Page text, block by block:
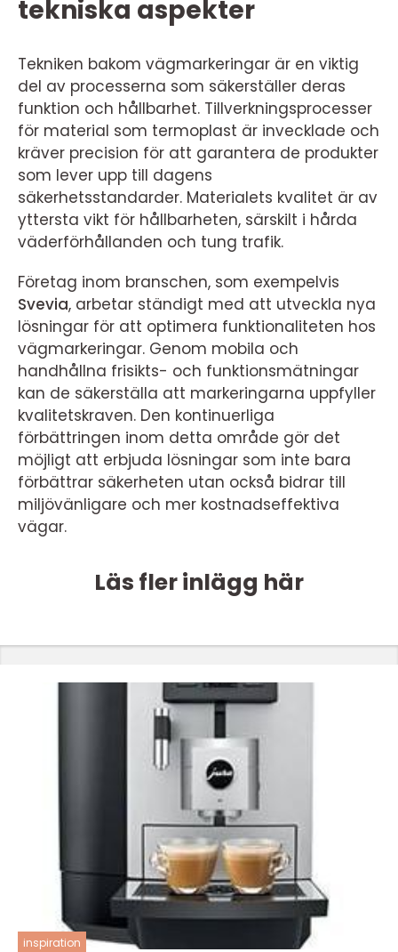
tekniska aspekter
Tekniken bakom vägmarkeringar är en viktig
del av processerna som säkerställer deras
funktion och hållbarhet. Tillverkningsprocesser
för material som termoplast är invecklade och
kräver precision för att garantera de produkter
som lever upp till dagens
säkerhetsstandarder. Materialets kvalitet är av
yttersta vikt för hållbarheten, särskilt i hårda
väderförhållanden och tung trafik.
Företag inom branschen, som exempelvis
Svevia, arbetar ständigt med att utveckla nya
lösningar för att optimera funktionaliteten hos
vägmarkeringar. Genom mobila och
handhållna frisikts- och funktionsmätningar
kan de säkerställa att markeringarna uppfyller
kvalitetskraven. Den kontinuerliga
förbättringen inom detta område gör det
möjligt att erbjuda lösningar som inte bara
förbättrar säkerheten utan också bidrar till
miljövänligare och mer kostnadseffektiva
vägar.
Läs fler inlägg här
inspiration